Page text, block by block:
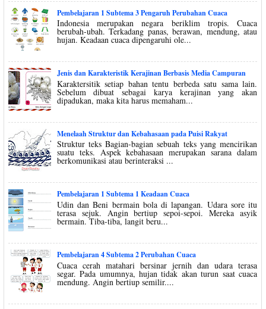
Pembelajaran 1 Subtema 3 Pengaruh Perubahan Cuaca
Indonesia merupakan negara beriklim tropis. Cuaca
berubah-ubah. Terkadang panas, berawan, mendung, atau
hujan. Keadaan cuaca dipengaruhi ole...
Jenis dan Karakteristik Kerajinan Berbasis Media Campuran
Karaktersitik setiap bahan tentu berbeda satu sama lain.
Sebelum dibuat sebagai karya kerajinan yang akan
dipadukan, maka kita harus memaham...
Menelaah Struktur dan Kebahasaan pada Puisi Rakyat
Struktur teks Bagian-bagian sebuah teks yang mencirikan
suatu teks. Aspek kebahasaan merupakan sarana dalam
berkomunikasi atau berinteraksi ...
Pembelajaran 1 Subtema 1 Keadaan Cuaca
Udin dan Beni bermain bola di lapangan. Udara sore itu
terasa sejuk. Angin bertiup sepoi-sepoi. Mereka asyik
bermain. Tiba-tiba, langit beru...
Pembelajaran 4 Subtema 2 Perubahan Cuaca
Cuaca cerah matahari bersinar jernih dan udara terasa
segar. Pada umumnya, hujan tidak akan turun saat cuaca
mendung. Angin bertiup semilir....